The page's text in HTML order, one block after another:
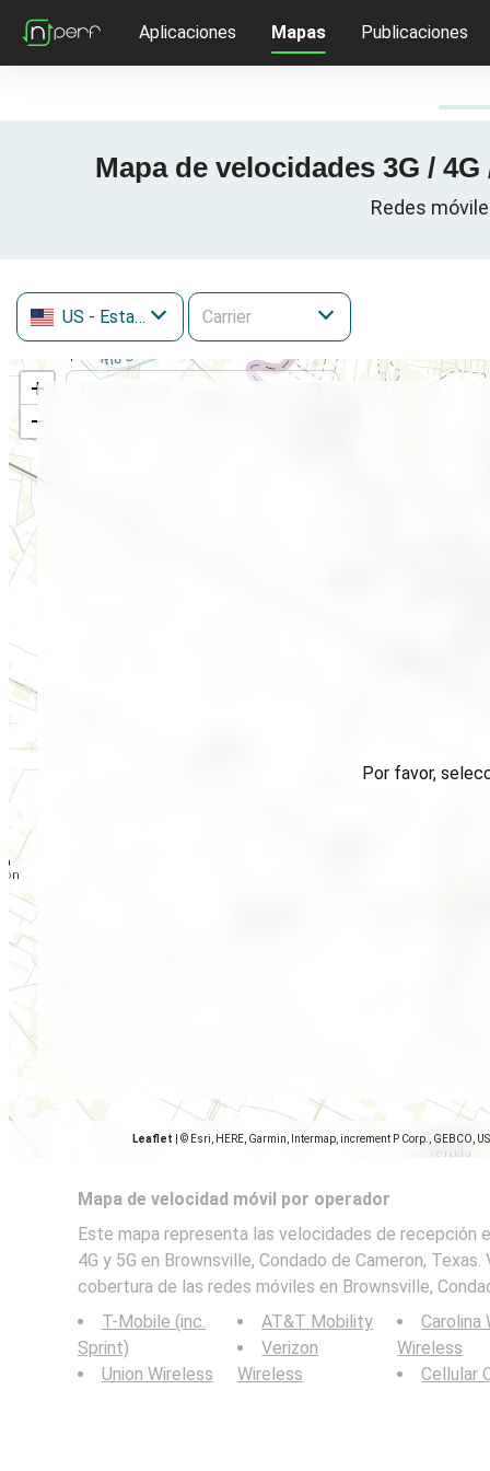
Aplicaciones Mapas Publicaciones
Mapa de velocidades 3G /
Redes
US - Estados Unidos
+
−
Leaflet © Esri, HERE, Garmin, Intermap, increment P Corp., GEBCO,
Por favor,
Mapa de velocidad móvil por operador
Este mapa representa las velocidades de recepción
4G y 5G en Brownsville, Condado de Cameron,
cobertura de las redes móviles en Brownsville,
T-Mobile (inc.
Sprint)
Union Wireless
AT&T Mobility
Verizon
Wireless
Carolina
Wireless
Cellular